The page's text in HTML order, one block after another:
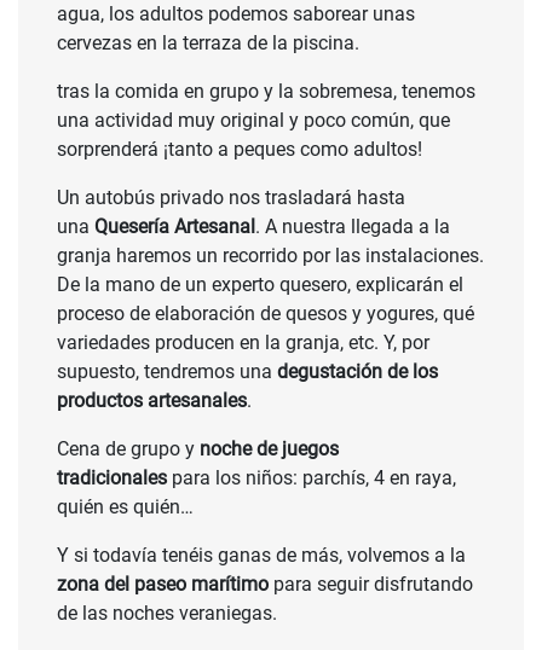
agua, los adultos podemos saborear unas
cervezas en la terraza de la piscina.
tras la comida en grupo y la sobremesa, tenemos
una actividad muy original y poco común, que
sorprenderá ¡tanto a peques como adultos!
Un autobús privado nos trasladará hasta
una Quesería Artesanal. A nuestra llegada a la
granja haremos un recorrido por las instalaciones.
De la mano de un experto quesero, explicarán el
proceso de elaboración de quesos y yogures, qué
variedades producen en la granja, etc. Y, por
supuesto, tendremos una degustación de los
productos artesanales.
Cena de grupo y noche de juegos
tradicionales para los niños: parchís, 4 en raya,
quién es quién…
Y si todavía tenéis ganas de más, volvemos a la
zona del paseo marítimo para seguir disfrutando
de las noches veraniegas.